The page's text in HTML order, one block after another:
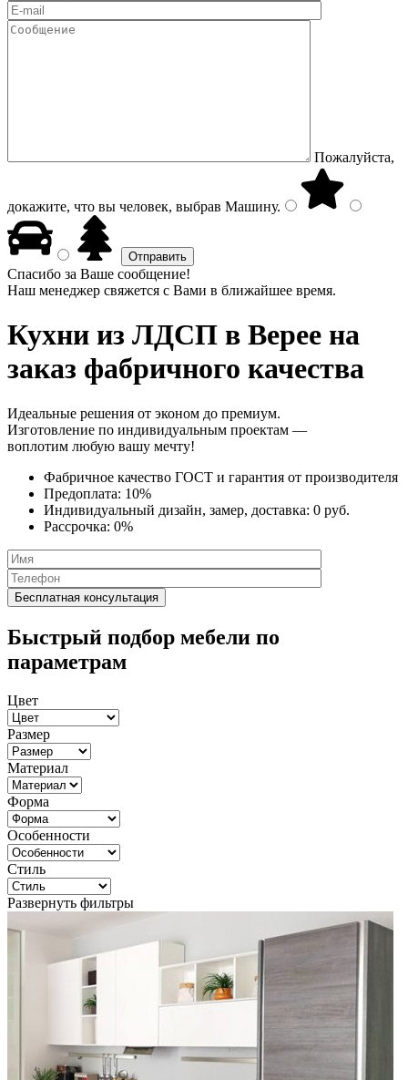
Пожалуйста,
докажите, что вы человек, выбрав Машину.
Спасибо за Ваше сообщение!
Наш менеджер свяжется с Вами в ближайшее время.
Кухни из ЛДСП в Верее на
заказ фабричного качества
Идеальные решения от эконом до премиум.
Изготовление по индивидуальным проектам —
воплотим любую вашу мечту!
Фабричное качество ГОСТ и гарантия от производителя
Предоплата: 10%
Индивидуальный дизайн, замер, доставка: 0 руб.
Рассрочка: 0%
Быстрый подбор мебели по
параметрам
Цвет
Размер
Материал
Форма
Особенности
Стиль
Развернуть фильтры